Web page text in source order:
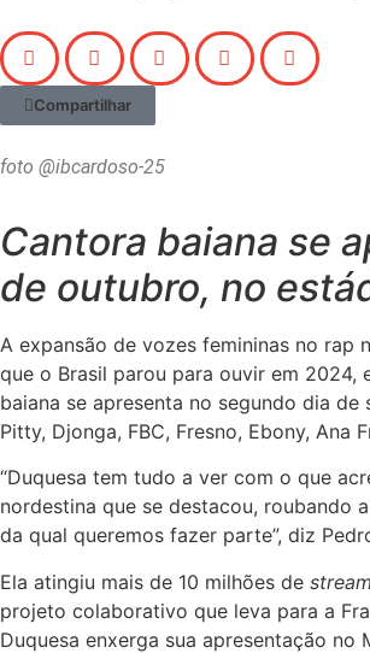
Compartilhar
foto @ibcardoso-25
Cantora baiana se
de outubro, no
A expansão de vozes femininas no rap
que o Brasil parou para ouvir em 2024,
baiana se apresenta no segundo dia de
Pitty, Djonga, FBC, Fresno, Ebony,
“Duquesa tem tudo a ver com o que
nordestina que se destacou, roubando
da qual queremos fazer parte”, diz
Ela atingiu mais de 10 milhões de
projeto colaborativo que leva para a
Duquesa enxerga sua apresentação